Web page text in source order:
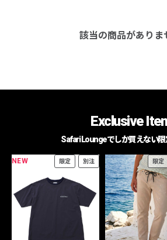
該当の商品がありま
Exclusive
Safari Loungeでしか買えない限
NEW 限定 別注 限定